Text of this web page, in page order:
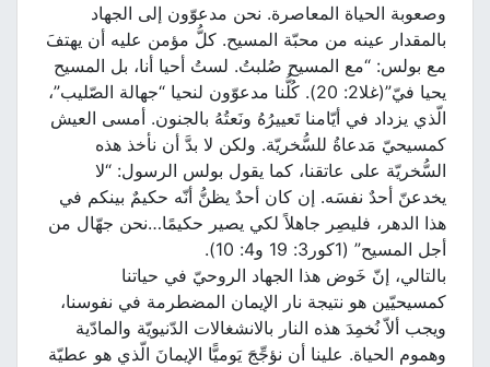
وصعوبة الحياة المعاصرة. نحن مدعوّون إلى الجهاد
بالمقدار عينه من محبّة المسيح. كلُّ مؤمن عليه أن يهتفَ
مع بولس: “مع المسيح صُلبتُ. لستُ أحيا أنا، بل المسيح
يحيا فيّ”(غلا2: 20). كُلُّنا مدعوّون لنحيا “جهالة الصّليب”،
الّذي يزداد في أيّامنا تَعييرُهُ ونَعتُهُ بالجنون. أمسى العيش
كمسيحيّ مَدعاةُ للسُّخريّة. ولكن لا بدَّ أن نأخذ هذه
السُّخريّة على عاتقنا، كما يقول بولس الرسول: “لا
يخدعنّ أحدٌ نفسَه. إن كان أحدٌ يظنُّ أنّه حكيمٌ بينكم في
هذا الدهر، فليصِر جاهلاً لكي يصير حكيمًا…نحن جهّال من
أجل المسيح” (1كور3: 19 و4: 10).
بالتالي، إنّ خَوض هذا الجهاد الروحيّ في حياتنا
كمسيحيّين هو نتيجة نار الإيمان المضطرمة في نفوسنا،
ويجب ألاّ نُخمِدَ هذه النار بالانشغالات الدّنيويّة والمادّية
وهموم الحياة. علينا أن نؤجِّجَ يَوميًّا الإيمانَ الّذي هو عطيّة